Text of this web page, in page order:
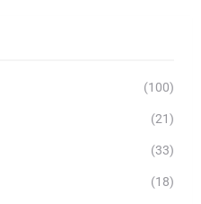
(100)
(21)
(33)
(18)